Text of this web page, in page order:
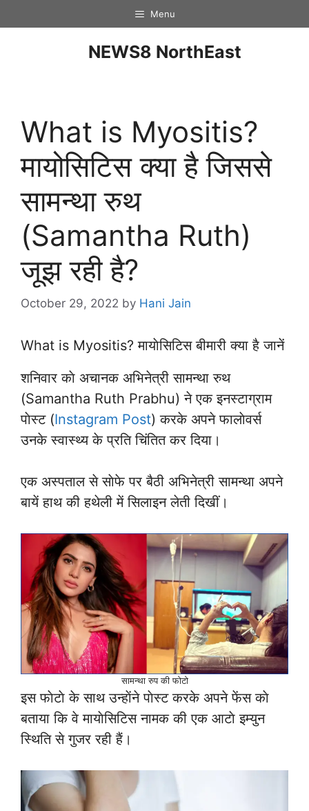
Menu
NEWS8 NorthEast
What is Myositis?
मायोसिटिस क्या है जिससे
सामन्था रुथ
(Samantha Ruth)
जूझ रही है?
October 29, 2022 by Hani Jain
What is Myositis? मायाेसिटिस बीमारी क्या है जानें
शनिवार काे अचानक अभिनेत्री सामन्था रुथ
(Samantha Ruth Prabhu) ने एक इनस्टाग्राम
पाेस्ट (Instagram Post) करके अपने फालाेवर्स
उनके स्वास्थ्य के प्रति चिंतित कर दिया।
एक अस्पताल से साेफे पर बैठी अभिनेत्री सामन्था अपने
बायें हाथ की हथेली में सिलाइन लेती दिखीं।
सामन्था रुप की फाेटाे
इस फाेटाे के साथ उन्हाेंने पाेस्ट करके अपने फेंस काे
बताया कि वे मायाेसिटिस नामक की एक आटाे इम्युन
स्थिति से गुजर रही हैं।